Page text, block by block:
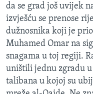
IZBJEGLIČKA STRANA
MAGAZIN
O GLASU AMERIKE
Learning English
da se grad još uvijek
izvješću se prenose
dužnosnika koji je
Muhamed Omar na
snagama u toj regiji.
uništili jednu zgradu
talibana u kojoj su